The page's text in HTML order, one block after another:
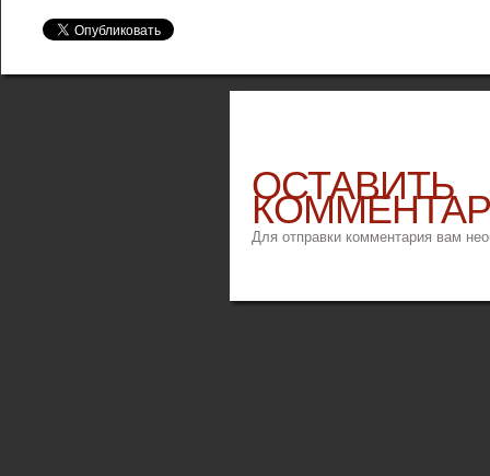
ОСТАВИТЬ
Для отправки комментария вам